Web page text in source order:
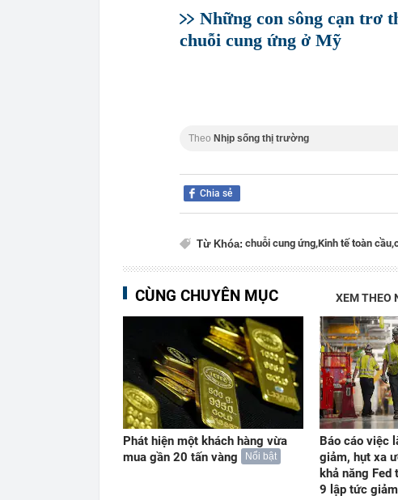
Những con sông cạn trơ
chuỗi cung ứng ở Mỹ
Theo Nhịp sống thị trường
Chia sẻ
Từ Khóa: chuỗi cung ứng,Kinh tế toàn cầu,
CÙNG CHUYÊN MỤC XEM THEO
Phát hiện một khách hàng vừa
mua gần 20 tấn vàng
Nổi bật
Báo cáo việc
giảm, hụt xa
khả năng
9 lập tức giảm